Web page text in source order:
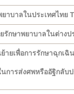
าบาลในประเทศไทย
รักษาพยาบาลในต่างป
ายเพื่อการรักษาฉุกเ
การส่งศพหรืออัฐิกลับป